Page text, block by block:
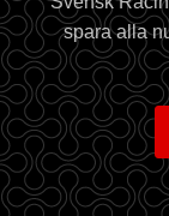
spara alla